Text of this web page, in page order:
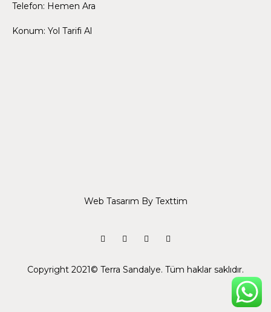
Telefon: Hemen Ara
Konum: Yol Tarifi Al
FacebookInstagram
Pinterest
Copyright 2021© Terra Sandalye. Tüm haklar saklıdır.
Web Tasarım By Texttim